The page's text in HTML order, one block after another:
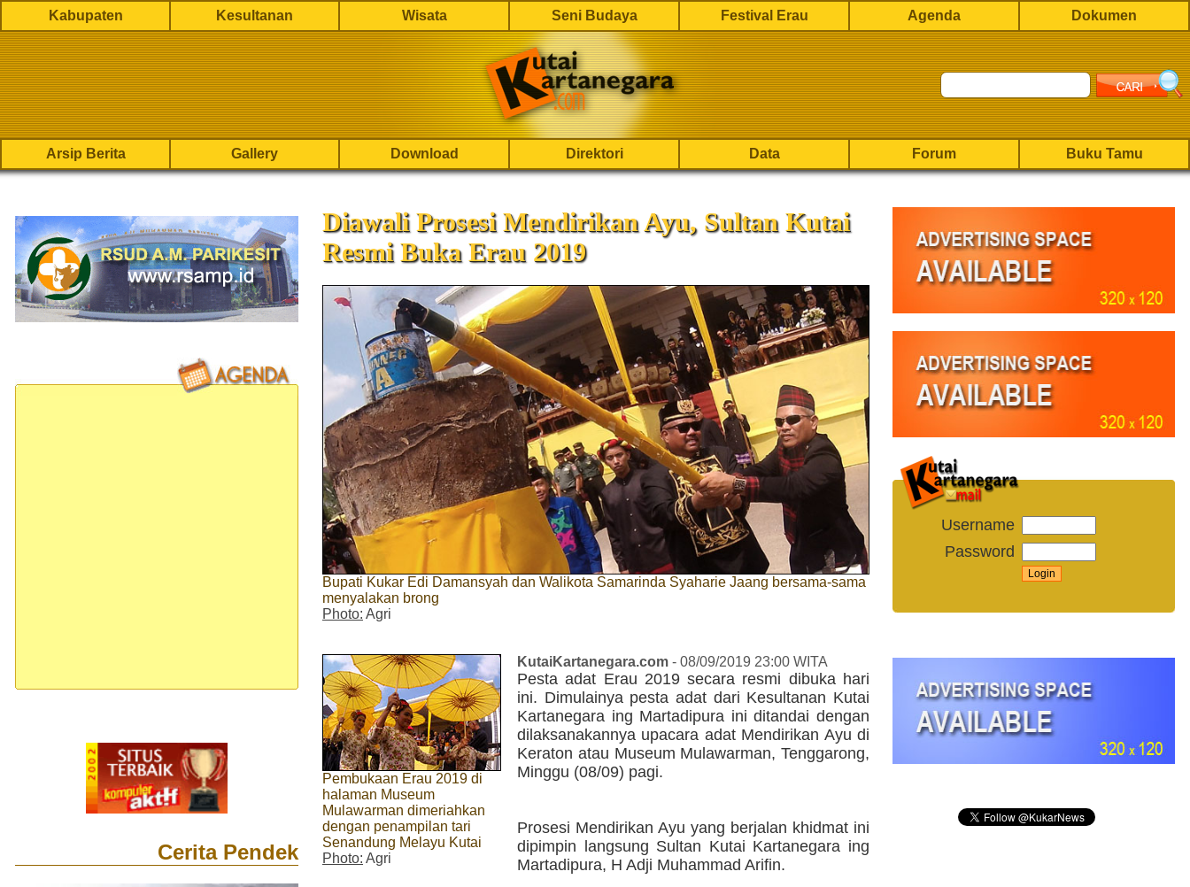
Kabupaten Kesultanan Wisata Seni Budaya Festival Erau Agenda Dokumen
Arsip Berita Gallery Download Direktori Data Forum Buku Tamu
Cerita Pendek
Diawali Prosesi Mendirikan Ayu, Sultan Kutai
Resmi Buka Erau 2019
Bupati Kukar Edi Damansyah dan Walikota Samarinda Syaharie Jaang bersama-sama
menyalakan brong
Photo: Agri
Pembukaan Erau 2019 di
halaman Museum
Mulawarman dimeriahkan
dengan penampilan tari
Senandung Melayu Kutai
Photo: Agri
KutaiKartanegara.com - 08/09/2019 23:00 WITA
Pesta adat Erau 2019 secara resmi dibuka hari
ini. Dimulainya pesta adat dari Kesultanan Kutai
Kartanegara ing Martadipura ini ditandai dengan
dilaksanakannya upacara adat Mendirikan Ayu di
Keraton atau Museum Mulawarman, Tenggarong,
Minggu (08/09) pagi.
Prosesi Mendirikan Ayu yang berjalan khidmat ini
dipimpin langsung Sultan Kutai Kartanegara ing
Martadipura, H Adji Muhammad Arifin.
Username
Password